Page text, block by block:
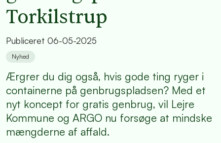
Torkilstrup
Publiceret 06-05-2025
Nyhed
Ærgrer du dig også, hvis gode ting ryger i
containerne på genbrugspladsen? Med et
nyt koncept for gratis genbrug, vil Lejre
Kommune og ARGO nu forsøge at mindske
mængderne af affald.